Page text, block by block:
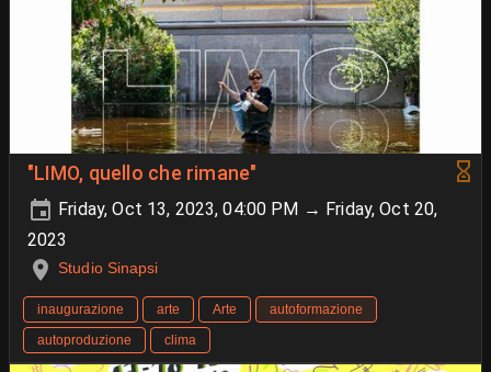
"LIMO, quello che rimane"
Friday, Oct 13, 2023, 04:00 PM → Friday, Oct 20,
2023
Studio Sinapsi
inaugurazione arte Arte
autoformazione
autoproduzione
clima